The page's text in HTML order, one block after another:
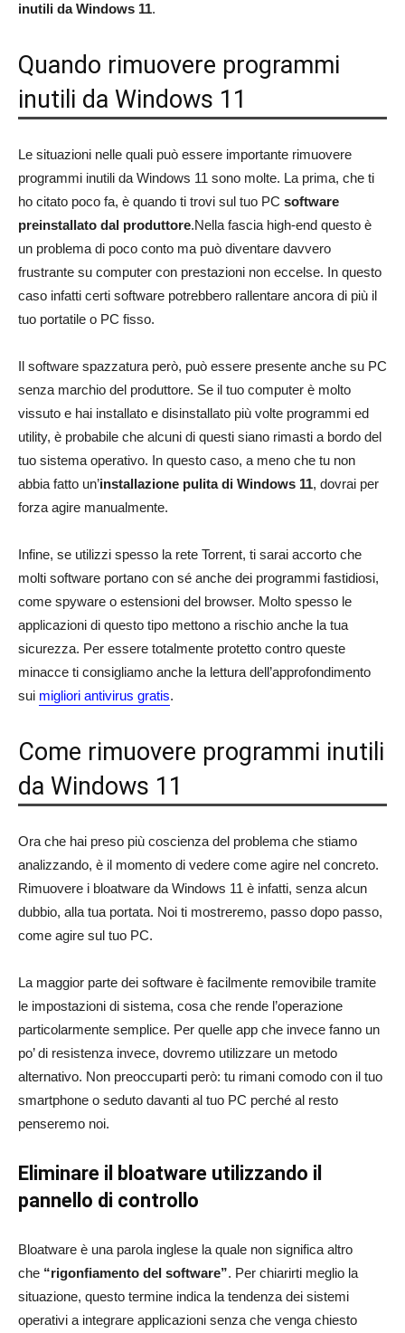
inutili da Windows 11.
Quando rimuovere programmi
inutili da Windows 11
Le situazioni nelle quali può essere importante rimuovere
programmi inutili da Windows 11 sono molte. La prima, che ti
ho citato poco fa, è quando ti trovi sul tuo PC software
preinstallato dal produttore.Nella fascia high-end questo è
un problema di poco conto ma può diventare davvero
frustrante su computer con prestazioni non eccelse. In questo
caso infatti certi software potrebbero rallentare ancora di più il
tuo portatile o PC fisso.
Il software spazzatura però, può essere presente anche su PC
senza marchio del produttore. Se il tuo computer è molto
vissuto e hai installato e disinstallato più volte programmi ed
utility, è probabile che alcuni di questi siano rimasti a bordo del
tuo sistema operativo. In questo caso, a meno che tu non
abbia fatto un’installazione pulita di Windows 11, dovrai per
forza agire manualmente.
Infine, se utilizzi spesso la rete Torrent, ti sarai accorto che
molti software portano con sé anche dei programmi fastidiosi,
come spyware o estensioni del browser. Molto spesso le
applicazioni di questo tipo mettono a rischio anche la tua
sicurezza. Per essere totalmente protetto contro queste
minacce ti consigliamo anche la lettura dell’approfondimento
sui migliori antivirus gratis.
Come rimuovere programmi inutili
da Windows 11
Ora che hai preso più coscienza del problema che stiamo
analizzando, è il momento di vedere come agire nel concreto.
Rimuovere i bloatware da Windows 11 è infatti, senza alcun
dubbio, alla tua portata. Noi ti mostreremo, passo dopo passo,
come agire sul tuo PC.
La maggior parte dei software è facilmente removibile tramite
le impostazioni di sistema, cosa che rende l’operazione
particolarmente semplice. Per quelle app che invece fanno un
po’ di resistenza invece, dovremo utilizzare un metodo
alternativo. Non preoccuparti però: tu rimani comodo con il tuo
smartphone o seduto davanti al tuo PC perché al resto
penseremo noi.
Eliminare il bloatware utilizzando il
pannello di controllo
Bloatware è una parola inglese la quale non significa altro
che “rigonfiamento del software”. Per chiarirti meglio la
situazione, questo termine indica la tendenza dei sistemi
operativi a integrare applicazioni senza che venga chiesto